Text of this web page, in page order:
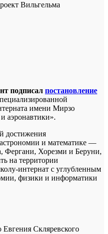
Вильгельма
подписал постановление
имени Мирзо
аэронавтики».
достижения
и математике —
Фергани, Хорезми и Беруни,
на территории
интернат с углубленным
физики и информатики
Скляревского